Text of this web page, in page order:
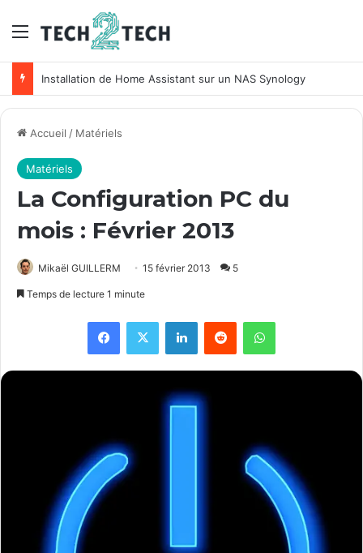
Menu
Accueil / Matériels
Matériels
La Configuration PC du
mois : Février 2013
Mikaël GUILLERM 15 février 2013 5
Temps de lecture 1 minute